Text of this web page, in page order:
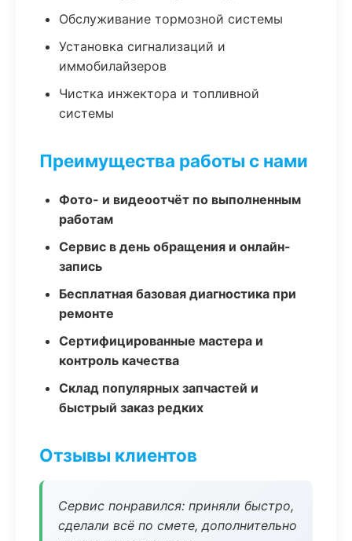
Обслуживание тормозной системы
Установка сигнализаций и
иммобилайзеров
Чистка инжектора и топливной
системы
Преимущества работы с нами
Фото- и видеоотчёт по выполненным
работам
Сервис в день обращения и онлайн-
запись
Бесплатная базовая диагностика при
ремонте
Сертифицированные мастера и
контроль качества
Склад популярных запчастей и
быстрый заказ редких
Отзывы клиентов
Сервис понравился: приняли быстро,
сделали всё по смете, дополнительно